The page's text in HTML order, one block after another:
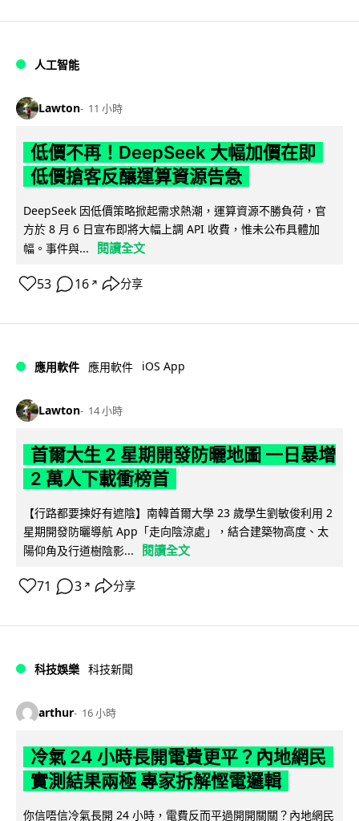
人工智能
Lawton 11 小時
低價不再！DeepSeek 大幅加價在即
低價搶客反釀運算資源告急
DeepSeek 因低價策略掀起需求熱潮，運算資源不勝負荷，官
方於 8 月 6 日宣布即將大幅上調 API 收費，惟未公布具體加
幅。事件與...
閱讀全文
53 16 ↗ 分享
應用軟件 應用軟件 iOS App
Lawton 14 小時
首爾大生 2 星期開發防曬地圖 一日暴增
2 萬人下載衝榜首
【行路都要揀好有遮陰】南韓首爾大學 23 歲學生劉敏俊利用 2
星期開發防曬導航 App「走向陰涼處」，結合建築物高度、太
陽仰角及行道樹陰影...
閱讀全文
71 3 ↗ 分享
科技娛樂 科技新聞
arthur 16 小時
冷氣 24 小時長開電費更平？內地網民
實測結果兩極 專家拆解慳電邏輯
你信唔信冷氣長開 24 小時，電費反而平過開開關關？內地網民